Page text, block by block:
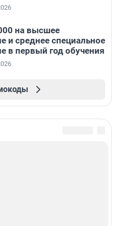
на высшее
и среднее специальное
в первый год обучения